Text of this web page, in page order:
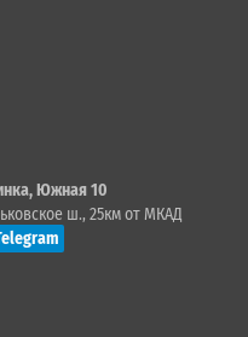
Южная 10
ш., 25км от МКАД